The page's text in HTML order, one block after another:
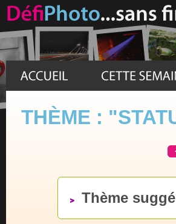
THÈME :
Thème